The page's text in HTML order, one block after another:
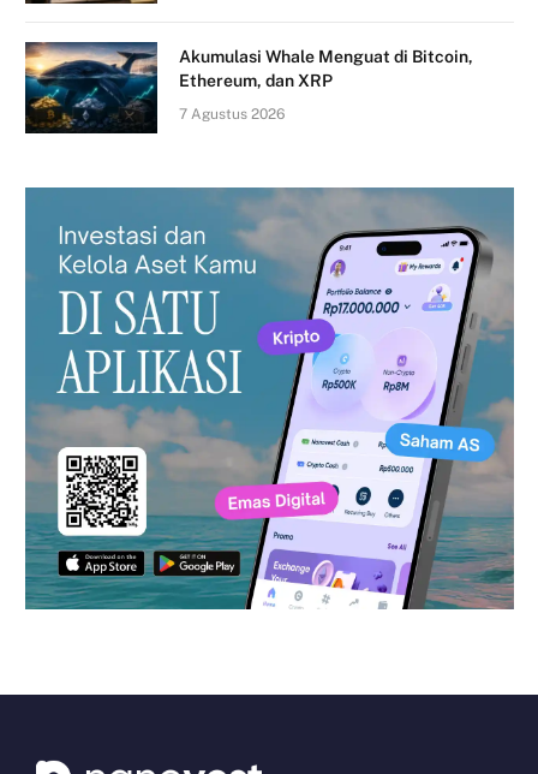
Akumulasi Whale Menguat di Bitcoin,
Ethereum, dan XRP
7 Agustus 2026